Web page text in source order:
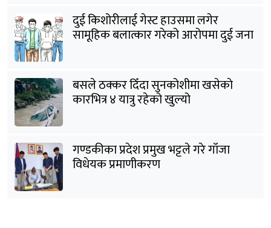
दुई किशोरीलाई गेस्ट हाउसमा लगेर
सामूहिक बलात्कार गरेको आरोपमा दुई जना
बसले ठक्कर दिँदा सुनकोशीमा खसेकाे
कारभित्र ४ यात्रु रहेको खुल्यो
गण्डकीका प्रदेश प्रमुख भट्टले गरे गाँजा
विधेयक प्रमाणीकरण